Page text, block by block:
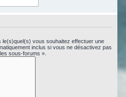
vous souhaitez effectuer une
inclus si vous ne désactivez pas
sous-forums ».